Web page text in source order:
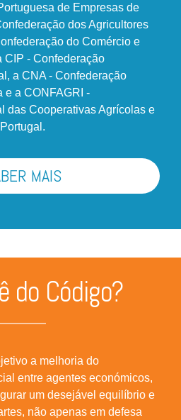
de Empresas de
dos Agricultores
do Comércio e
CIP - Confederação
a CNA - Confederação
e a CONFAGRI -
das Cooperativas Agrícolas e
MAIS
do Código?
a melhoria do
entre agentes económicos,
um desejável equilíbrio e
não apenas em defesa